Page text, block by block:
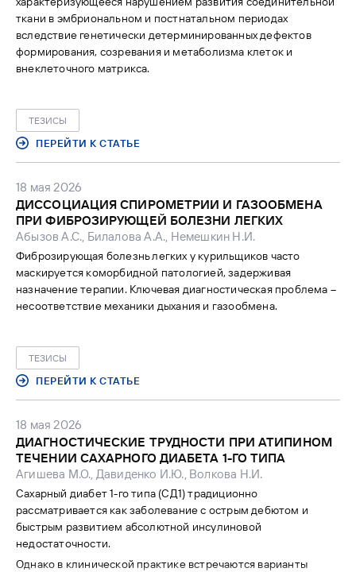
ткани в эмбриональном и постнатальном периодах
вследствие генетически детерминированных дефектов
формирования, созревания и метаболизма клеток и
внеклеточного матрикса.
ТЕЗИСЫ
ПЕРЕЙТИ К СТАТЬЕ
18 мая 2026
ДИССОЦИАЦИЯ СПИРОМЕТРИИ И ГАЗООБМЕНА
ПРИ ФИБРОЗИРУЮЩЕЙ БОЛЕЗНИ ЛЕГКИХ
Абызов А.С., Билалова А.А., Немешкин Н.И.
Фиброзирующая болезнь легких у курильщиков часто
маскируется коморбидной патологией, задерживая
назначение терапии. Ключевая диагностическая проблема –
несоответствие механики дыхания и газообмена.
ТЕЗИСЫ
ПЕРЕЙТИ К СТАТЬЕ
18 мая 2026
ДИАГНОСТИЧЕСКИЕ ТРУДНОСТИ ПРИ АТИПИНОМ
ТЕЧЕНИИ САХАРНОГО ДИАБЕТА 1-ГО ТИПА
Агишева М.О., Давиденко И.Ю., Волкова Н.И.
Сахарный диабет 1-го типа (СД1) традиционно
рассматривается как заболевание с острым дебютом и
быстрым развитием абсолютной инсулиновой
недостаточности.
Однако в клинической практике встречаются варианты